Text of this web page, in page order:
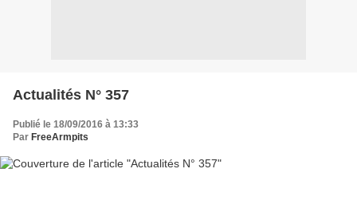
Actualités N° 357
Publié le 18/09/2016 à 13:33
Par FreeArmpits